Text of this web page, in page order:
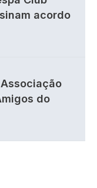
acordo
do